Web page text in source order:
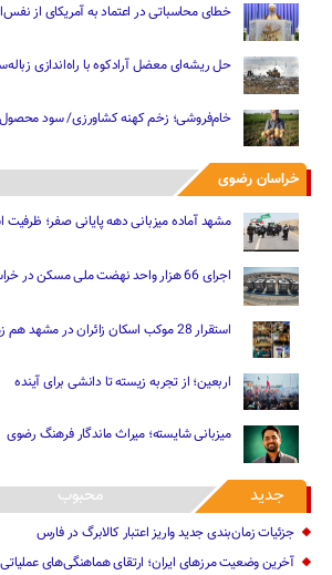
خطای محاسباتی در اعتماد به آمریکای از
حل ریشه‌ای معضل آرادکوه با راه‌اندازی
خام‌فروشی؛ زخم کهنه کشاورزی/ سود محصول
خراسان رضوی
مشهد آماده میزبانی دهه پایانی صفر؛ ظرفیت اسکان 1.2
اجرای 66 هزار واحد نهضت ملی مسکن در خراسان رضوی
استقرار 28 موکب اسکان زائران در مشهد هم زمان با دهه پایانی صفر
اربعین؛ از تجربه زیسته تا دانشی برای آینده
میزبانی شایسته؛ میراث ماندگار فرهنگ رضوی
جدید محبوب
جزئیات زمان‌بندی جدید واریز اعتبار کالابرگ در فارس
آخرین وضعیت مرزهای ایران؛ ارتقای هماهنگی‌های